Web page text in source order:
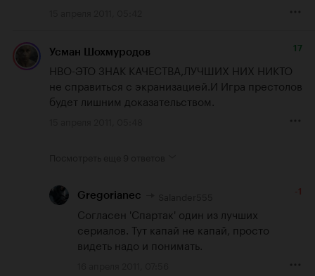
Усман Шохмуродов 17
НВО-ЭТО ЗНАК КАЧЕСТВА,ЛУЧШИХ НИХ НИКТО
не справиться с экранизацией.И Игра престолов
будет лишним доказательством.
Gregorianec -1
Согласен 'Спартак' один из лучших
сериалов. Тут капай не капай, просто
видеть надо и понимать.